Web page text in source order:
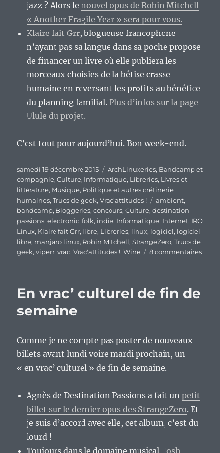
jazz ? Alors lenouvel opus de Robin Mitchell
« Another Fragile Year » sera pour vous.
Klaire fait Grr, blogueuse francophone
n’ayant pas sa langue dans sa poche propose
de financer un livre où elle publiera les
morceaux choisies de la bétise crasse
humaine en reversant les profits au bénéfice
du planning familial. Plus d’infos sur la page
Ulule du projet.
C’est tout pour aujourd’hui. Bon week-end.
Publié
le
samedi 19 décembre 2015 Catégories
ArchLinuxeries, Bandcamp et
compagnie,Culture, Informatique, Libreries, Livres et
littérature, Musique, Politique et autres crétinerie
humaines,Trucs de geek,Vrac'attitudes ! Étiquettes
ambient,
bandcamp, Bloggeries,concours,Culture,destination
passions,electronic,folk, indie, Informatique, Internet, IRO
Linux, Klaire fait Grr, libre, Libreries, linux, logiciel, logiciel
libre, manjaro linux, Robin Mitchell,StrangeZero,Trucs de
geek,viperr,vrac,Vrac'attitudes !,Wine 8 commentairessur
En vrac’ culturel de fin de
semaine
Comme je ne compte pas poster de nouveaux
billets avant lundi voire mardi prochain, un
« en vrac’ culturel » de fin de semaine.
Agnès de Destination Passions a fait unpetit
billet sur le dernier opus des StrangeZero. Et
je suis d’accord avec elle, cet album, c’est du
lourd !
Toujours dans le domaine musical, Josh